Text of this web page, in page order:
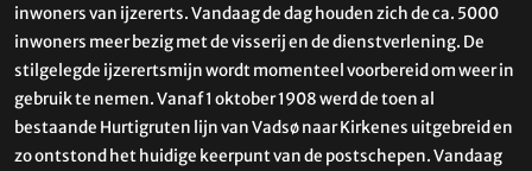
inwoners van ijzererts. Vandaag de dag houden zich de ca. 5000
inwoners meer bezig met de visserij en de dienstverlening. De
stilgelegde ijzerertsmijn wordt momenteel voorbereid om weer in
gebruik te nemen. Vanaf 1 oktober 1908 werd de toen al
bestaande Hurtigruten lijn van Vadsø naar Kirkenes uitgebreid en
zo ontstond het huidige keerpunt van de postschepen. Vandaag